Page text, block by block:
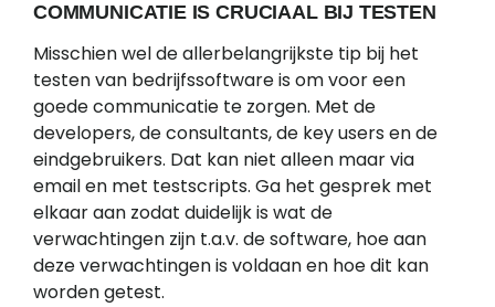
COMMUNICATIE IS CRUCIAAL BIJ TESTEN
Misschien wel de allerbelangrijkste tip bij het
testen van bedrijfssoftware is om voor een
goede communicatie te zorgen. Met de
developers, de consultants, de key users en de
eindgebruikers. Dat kan niet alleen maar via
email en met testscripts. Ga het gesprek met
elkaar aan zodat duidelijk is wat de
verwachtingen zijn t.a.v. de software, hoe aan
deze verwachtingen is voldaan en hoe dit kan
worden getest.